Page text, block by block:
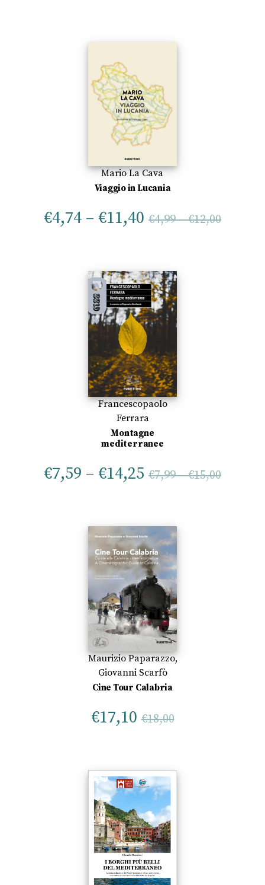
Mario La Cava
Viaggio in Lucania
€4,74 – €11,40 €4,99–€12,00
Francescopaolo
Ferrara
Montagne
mediterranee
€7,59 – €14,25 €7,99–€15,00
Maurizio Paparazzo,
Giovanni Scarfò
Cine Tour Calabria
€17,10 €18,00